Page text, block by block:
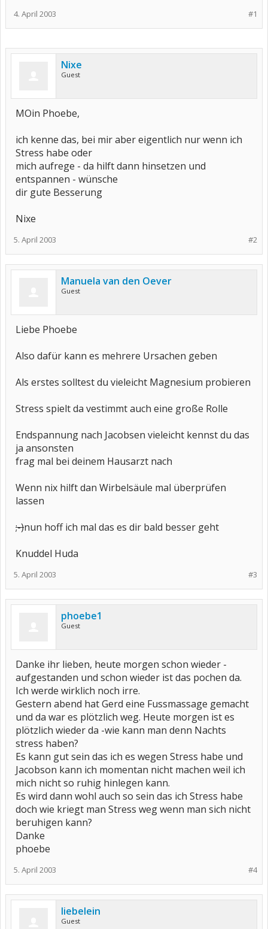
#1
4. April 2003
Nixe
Guest
MOin Phoebe,
ich kenne das, bei mir aber eigentlich nur wenn ich
Stress habe oder
mich aufrege - da hilft dann hinsetzen und
entspannen - wünsche
dir gute Besserung
Nixe
#2
5. April 2003
Manuela van den Oever
Guest
Liebe Phoebe
Also dafür kann es mehrere Ursachen geben
Als erstes solltest du vieleicht Magnesium probieren
Stress spielt da vestimmt auch eine große Rolle
Endspannung nach Jacobsen vieleicht kennst du das
ja ansonsten
frag mal bei deinem Hausarzt nach
Wenn nix hilft dan Wirbelsäule mal überprüfen
lassen
;-)nun hoff ich mal das es dir bald besser geht
Knuddel Huda
#3
5. April 2003
phoebe1
Guest
Danke ihr lieben, heute morgen schon wieder -
aufgestanden und schon wieder ist das pochen da.
Ich werde wirklich noch irre.
Gestern abend hat Gerd eine Fussmassage gemacht
und da war es plötzlich weg. Heute morgen ist es
plötzlich wieder da -wie kann man denn Nachts
stress haben?
Es kann gut sein das ich es wegen Stress habe und
Jacobson kann ich momentan nicht machen weil ich
mich nicht so ruhig hinlegen kann.
Es wird dann wohl auch so sein das ich Stress habe
doch wie kriegt man Stress weg wenn man sich nicht
beruhigen kann?
Danke
phoebe
#4
5. April 2003
liebelein
Guest